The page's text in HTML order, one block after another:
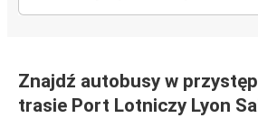
Znajdź autobusy w
trasie Port Lotniczy Lyon